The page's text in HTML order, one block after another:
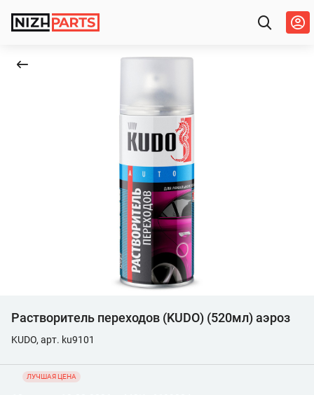
Растворитель переходов (KUDO) (520мл) аэроз
KUDO, арт. ku9101
ЛУЧШАЯ ЦЕНА